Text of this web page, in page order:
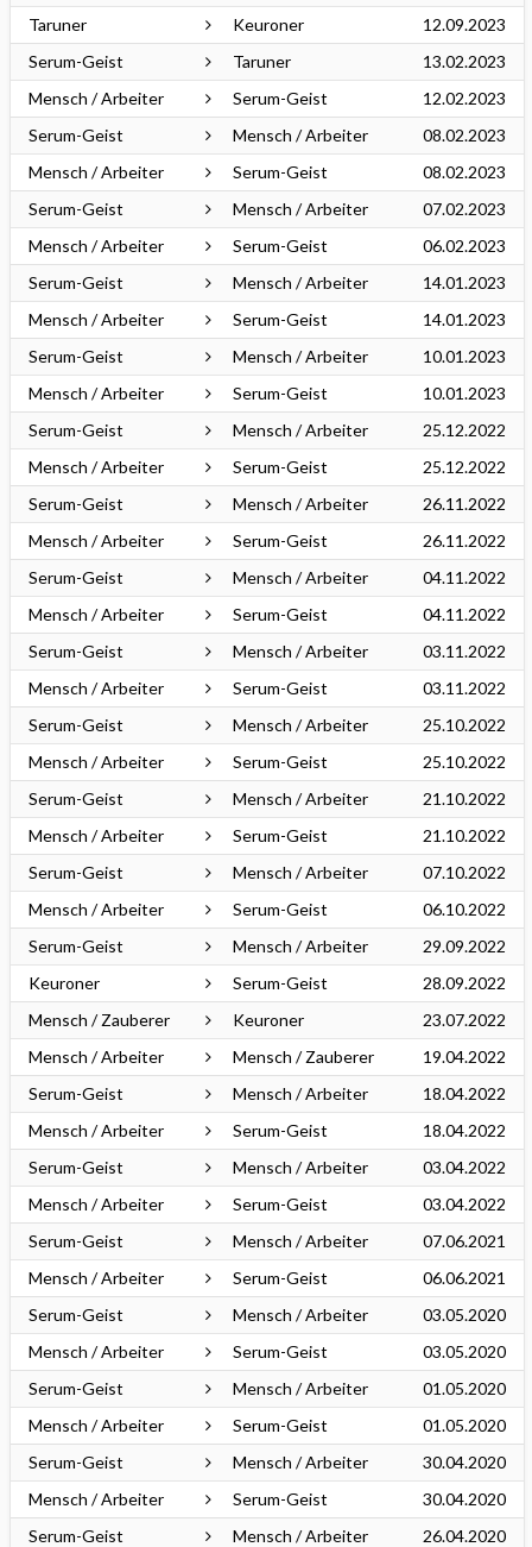
Taruner Keuroner
12.09.2023
Serum-Geist
Taruner
13.02.2023
Mensch / Arbeiter
Serum-Geist
12.02.2023
Serum-Geist
Mensch / Arbeiter
08.02.2023
Mensch / Arbeiter
Serum-Geist
08.02.2023
Serum-Geist
Mensch / Arbeiter
07.02.2023
Mensch / Arbeiter
Serum-Geist
06.02.2023
Serum-Geist
Mensch / Arbeiter
14.01.2023
Mensch / Arbeiter
Serum-Geist
14.01.2023
Serum-Geist
Mensch / Arbeiter
10.01.2023
Mensch / Arbeiter
Serum-Geist
10.01.2023
Serum-Geist
Mensch / Arbeiter
25.12.2022
Mensch / Arbeiter
Serum-Geist
25.12.2022
Serum-Geist
Mensch / Arbeiter
26.11.2022
Mensch / Arbeiter
Serum-Geist
26.11.2022
Serum-Geist
Mensch / Arbeiter
04.11.2022
Mensch / Arbeiter
Serum-Geist
04.11.2022
Serum-Geist
Mensch / Arbeiter
03.11.2022
Mensch / Arbeiter
Serum-Geist
03.11.2022
Serum-Geist
Mensch / Arbeiter
25.10.2022
Mensch / Arbeiter
Serum-Geist
25.10.2022
Serum-Geist
Mensch / Arbeiter
21.10.2022
Mensch / Arbeiter
Serum-Geist
21.10.2022
Serum-Geist
Mensch / Arbeiter
07.10.2022
Mensch / Arbeiter
Serum-Geist
06.10.2022
Serum-Geist
Mensch / Arbeiter
29.09.2022
Keuroner
Serum-Geist
28.09.2022
Mensch / Zauberer
Keuroner
23.07.2022
Mensch / Arbeiter
Mensch / Zauberer
19.04.2022
Serum-Geist
Mensch / Arbeiter
18.04.2022
Mensch / Arbeiter
Serum-Geist
18.04.2022
Serum-Geist
Mensch / Arbeiter
03.04.2022
Mensch / Arbeiter
Serum-Geist
03.04.2022
Serum-Geist
Mensch / Arbeiter
07.06.2021
Mensch / Arbeiter
Serum-Geist
06.06.2021
Serum-Geist
Mensch / Arbeiter
03.05.2020
Mensch / Arbeiter
Serum-Geist
03.05.2020
Serum-Geist
Mensch / Arbeiter
01.05.2020
Mensch / Arbeiter
Serum-Geist
01.05.2020
Serum-Geist
Mensch / Arbeiter
30.04.2020
Mensch / Arbeiter
Serum-Geist
30.04.2020
Serum-Geist
Mensch / Arbeiter
26.04.2020